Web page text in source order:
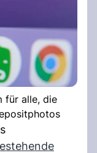
für alle, die